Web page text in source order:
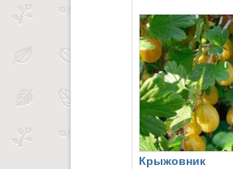
Крыжовник